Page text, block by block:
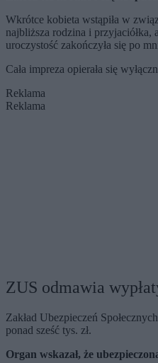
Wkrótce kobieta wstąpiła w
najbliższa rodzina i przyjaciółka,
uroczystość zakończyła się po
Cała impreza opierała się
Reklama
Reklama
ZUS odmawia
Zakład Ubezpieczeń
ponad sześć tys. zł.
Organ wskazał, że